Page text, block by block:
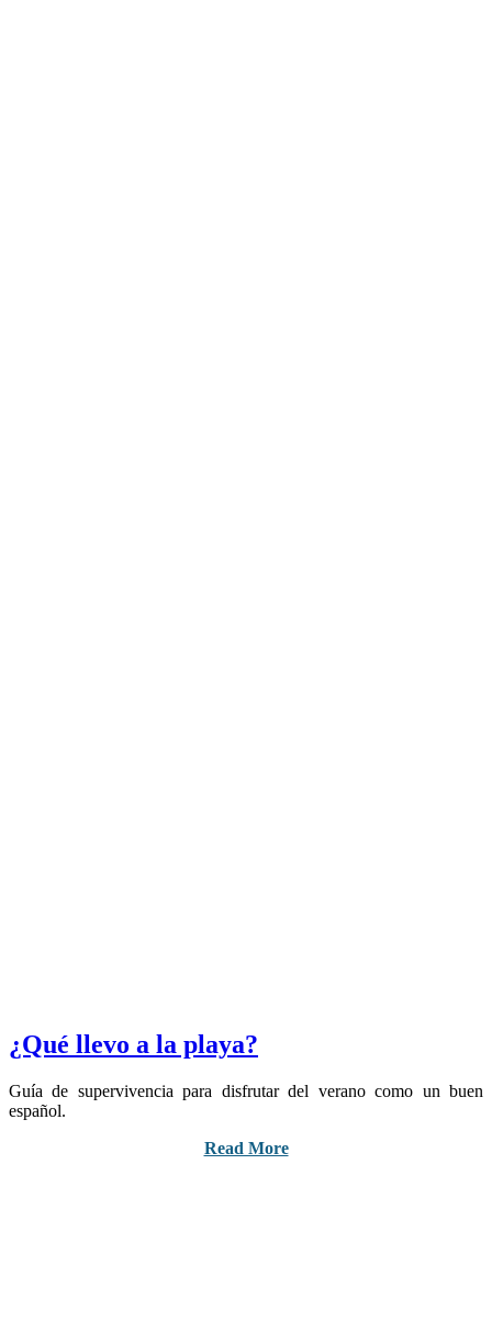
¿Qué llevo a la playa?
Guía de supervivencia para disfrutar del verano como un buen
español.
Read More